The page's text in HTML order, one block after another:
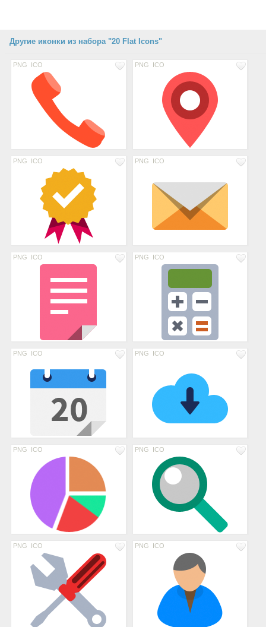
Другие иконки из набора "20 Flat Icons"
PNG ICO PNG ICO
PNG ICO PNG ICO
PNG ICO PNG ICO
PNG ICO PNG ICO
PNG ICO PNG ICO
PNG ICO PNG ICO